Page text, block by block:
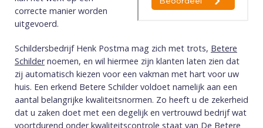
correcte manier worden
uitgevoerd.
Schildersbedrijf Henk Postma mag zich met trots, Betere
Schildernoemen, en wil hiermee zijn klanten laten zien dat
zij automatisch kiezen voor een vakman met hart voor uw
huis. Een erkend Betere Schilder voldoet namelijk aan een
aantal belangrijke kwaliteitsnormen. Zo heeft u de zekerheid
dat u zaken doet met een degelijk en vertrouwd bedrijf wat
voortdurend onder kwaliteitscontrole staat van De Betere